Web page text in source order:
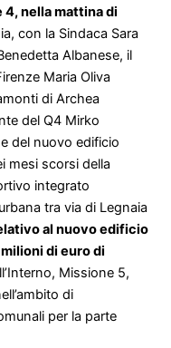
nella mattina di
con la Sindaca Sara
Albanese, il
Maria Oliva
di Archea
del Q4 Mirko
del nuovo edificio
mesi scorsi della
integrato
tra via di Legnaia
al nuovo edificio
di euro di
Missione 5,
di
per la parte